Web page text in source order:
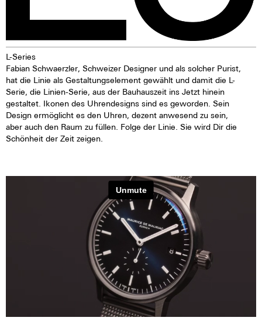
L-Series
Fabian Schwaerzler, Schweizer Designer und als solcher Purist,
hat die Linie als Gestaltungselement gewählt und damit die L-
Serie, die Linien-Serie, aus der Bauhauszeit ins Jetzt hinein
gestaltet. Ikonen des Uhrendesigns sind es geworden. Sein
Design ermöglicht es den Uhren, dezent anwesend zu sein,
aber auch den Raum zu füllen. Folge der Linie. Sie wird Dir die
Schönheit der Zeit zeigen.